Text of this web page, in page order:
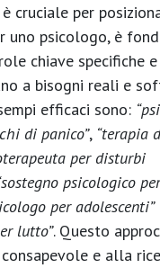
è cruciale per
uno psicologo, è
chiave specifiche
a bisogni reali e
efficaci sono:
di panico”, “terapia
per disturbi
psicologico per
per adolescenti”
lutto”. Questo
e alla